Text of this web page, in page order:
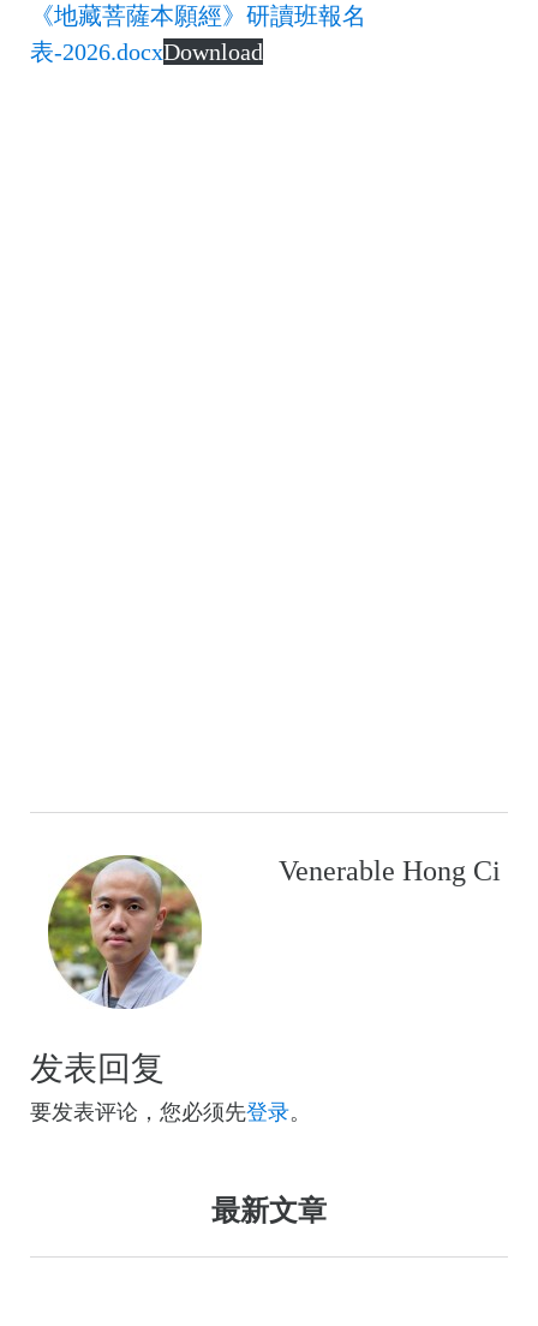
《地藏菩薩本願經》研讀班報名
表-2026.docxDownload
Venerable Hong Ci
发表回复
要发表评论，您必须先登录。
最新文章